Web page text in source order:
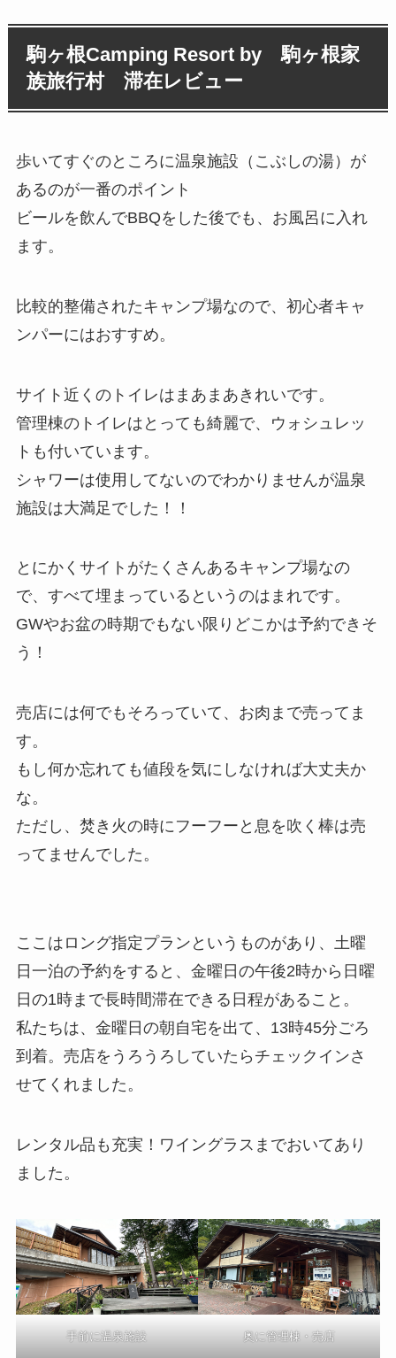
駒ヶ根Camping Resort by 駒ヶ根家
族旅行村滞在レビュー
歩いてすぐのところに温泉施設（こぶしの湯）が
あるのが一番のポイント
ビールを飲んでBBQをした後でも、お風呂に入れ
ます。
比較的整備されたキャンプ場なので、初心者キャ
ンパーにはおすすめ。
サイト近くのトイレはまあまあきれいです。
管理棟のトイレはとっても綺麗で、ウォシュレッ
トも付いています。
シャワーは使用してないのでわかりませんが温泉
施設は大満足でした！！
とにかくサイトがたくさんあるキャンプ場なの
で、すべて埋まっているというのはまれです。
GWやお盆の時期でもない限りどこかは予約できそ
う！
売店には何でもそろっていて、お肉まで売ってま
す。
もし何か忘れても値段を気にしなければ大丈夫か
な。
ただし、焚き火の時にフーフーと息を吹く棒は売
ってませんでした。
ここはロング指定プランというものがあり、土曜
日一泊の予約をすると、金曜日の午後2時から日曜
日の1時まで長時間滞在できる日程があること。
私たちは、金曜日の朝自宅を出て、13時45分ごろ
到着。売店をうろうろしていたらチェックインさ
せてくれました。
レンタル品も充実！ワイングラスまでおいてあり
ました。
手前に温泉施設 奥に管理棟・売店